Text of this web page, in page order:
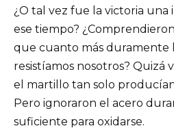
¿O tal vez fue la victoria
ese tiempo?
que cuanto más duramente
resistíamos nosotros? Quizá
el martillo tan solo
Pero ignoraron el acero
suficiente para oxidarse.